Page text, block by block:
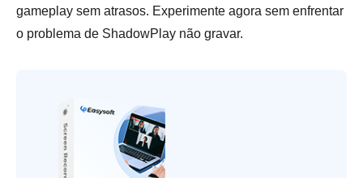
gameplay sem atrasos. Experimente agora sem enfrentar
o problema de ShadowPlay não gravar.